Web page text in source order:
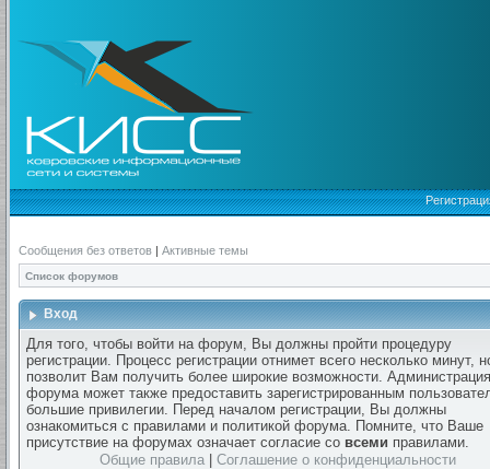
Сообщения без ответов | Активные темы
Список форумов
Вход
Для того, чтобы войти на форум, Вы должны пройти процедуру
регистрации. Процесс регистрации отнимет всего несколько минут,
позволит Вам получить более широкие возможности. Администрация
форума может также предоставить зарегистрированным
большие привилегии. Перед началом регистрации, Вы должны
ознакомиться с правилами и политикой форума. Помните, что Ваше
присутствие на форумах означает согласие со всеми правилами.
Общие правила
Соглашение о конфиденциальности